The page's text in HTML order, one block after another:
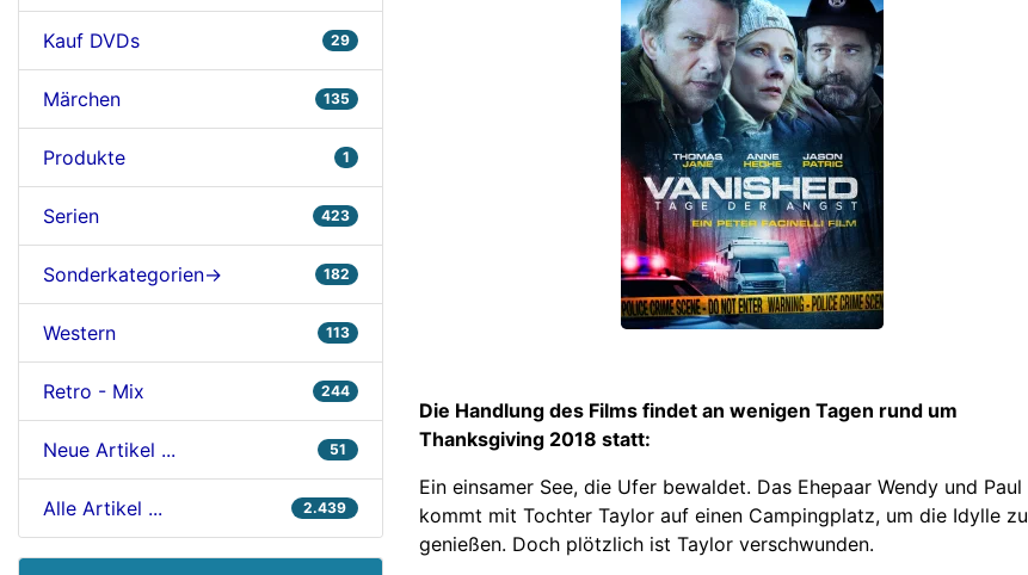
Kauf DVDs 29
Märchen 135
Produkte 1
Serien 423
Sonderkategorien-> 182
Western 113
Retro - Mix 244
Neue Artikel ... 51
Alle Artikel ... 2.439
Die Handlung des Films findet an wenigen Tagen rund um
Thanksgiving 2018 statt:
Ein einsamer See, die Ufer bewaldet. Das Ehepaar Wendy und Paul
kommt mit Tochter Taylor auf einen Campingplatz, um die Idylle zu
genießen. Doch plötzlich ist Taylor verschwunden.